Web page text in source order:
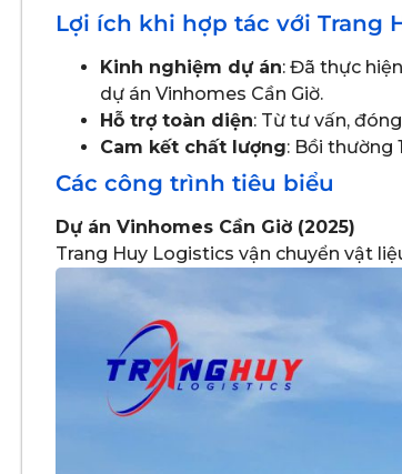
Lợi ích khi hợp tác với Trang
Kinh nghiệm dự án: Đã thực
dự án Vinhomes Cần Giờ.
Hỗ trợ toàn diện: Từ tư vấn,
Cam kết chất lượng: Bồi thường
Các công trình tiêu biểu
Dự án Vinhomes Cần Giờ (2025)
Trang Huy Logistics vận chuyển vật